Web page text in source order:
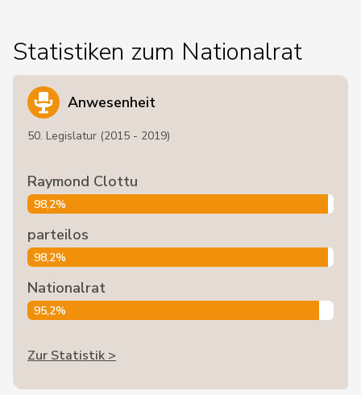
Statistiken zum Nationalrat
Anwesenheit
50. Legislatur (2015 - 2019)
Raymond Clottu
98,2%
parteilos
98,2%
Nationalrat
95,2%
Zur Statistik >